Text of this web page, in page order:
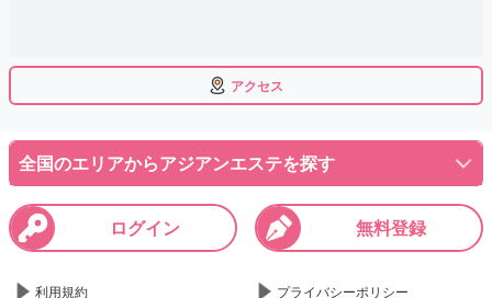
アクセス
全国のエリアからアジアンエステを探す
ログイン 無料登録
利用規約 プライバシーポリシー